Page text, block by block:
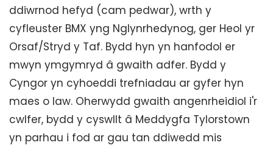
ddiwrnod hefyd (cam pedwar), wrth y
cyfleuster BMX yng Nglynrhedynog, ger Heol yr
Orsaf/Stryd y Taf. Bydd hyn yn hanfodol er
mwyn ymgymryd â gwaith adfer. Bydd y
Cyngor yn cyhoeddi trefniadau ar gyfer hyn
maes o law. Oherwydd gwaith angenrheidiol i'r
cwlfer, bydd y cyswllt â Meddygfa Tylorstown
yn parhau i fod ar gau tan ddiwedd mis